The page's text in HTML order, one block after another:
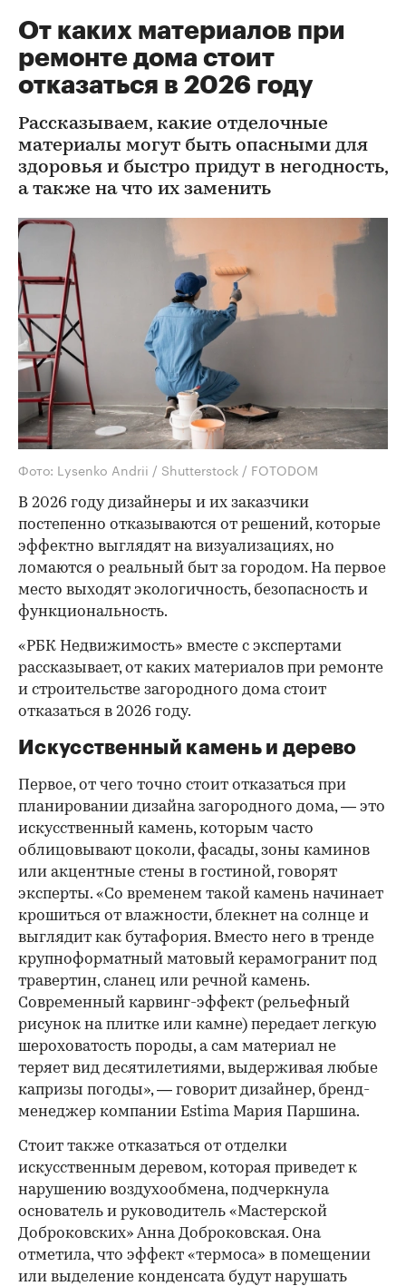
От каких материалов при
ремонте дома стоит
отказаться в 2026 году
Рассказываем, какие отделочные
материалы могут быть опасными для
здоровья и быстро придут в негодность,
а также на что их заменить
Фото: Lysenko Andrii / Shutterstock / FOTODOM
В 2026 году дизайнеры и их заказчики
постепенно отказываются от решений, которые
эффектно выглядят на визуализациях, но
ломаются о реальный быт за городом. На первое
место выходят экологичность, безопасность и
функциональность.
«РБК Недвижимость» вместе с экспертами
рассказывает, от каких материалов при ремонте
и строительстве загородного дома стоит
отказаться в 2026 году.
Искусственный камень и дерево
00:00 / 00:00
Первое, от чего точно стоит отказаться при
планировании дизайна загородного дома, — это
искусственный камень, которым часто
облицовывают цоколи, фасады, зоны каминов
или акцентные стены в гостиной, говорят
эксперты. «Со временем такой камень начинает
крошиться от влажности, блекнет на солнце и
выглядит как бутафория. Вместо него в тренде
крупноформатный матовый керамогранит под
травертин, сланец или речной камень.
Современный карвинг-эффект (рельефный
рисунок на плитке или камне) передает легкую
шероховатость породы, а сам материал не
теряет вид десятилетиями, выдерживая любые
капризы погоды», — говорит дизайнер, бренд-
менеджер компании Estima Мария Паршина.
Стоит также отказаться от отделки
искусственным деревом, которая приведет к
нарушению воздухообмена, подчеркнула
основатель и руководитель «Мастерской
Доброковских» Анна Доброковская. Она
отметила, что эффект «термоса» в помещении
или выделение конденсата будут нарушать